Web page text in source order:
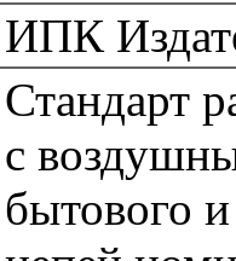
ИПК
Стандарт
с
бытового